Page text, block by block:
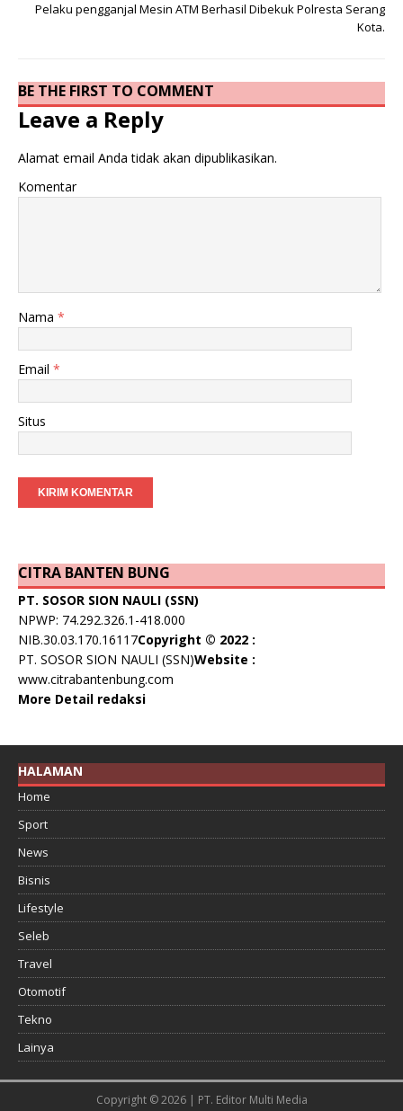
Pelaku pengganjal Mesin ATM Berhasil Dibekuk Polresta Serang
Kota.
BE THE FIRST TO COMMENT
Leave a Reply
Alamat email Anda tidak akan dipublikasikan.
Komentar
Nama *
Email *
Situs
CITRA BANTEN BUNG
PT. SOSOR SION NAULI (SSN)
NPWP: 74.292.326.1-418.000
NIB.30.03.170.16117Copyright © 2022 :
PT. SOSOR SION NAULI (SSN)Website :
www.citrabantenbung.com
More Detail redaksi
HALAMAN
Home
Sport
News
Bisnis
Lifestyle
Seleb
Travel
Otomotif
Tekno
Lainya
Copyright © 2026 | PT. Editor Multi Media